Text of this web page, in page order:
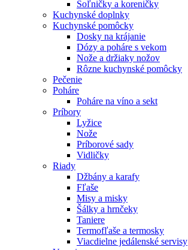
Soľničky a koreničky
Kuchynské doplnky
Kuchynské pomôcky
Dosky na krájanie
Dózy a poháre s vekom
Nože a držiaky nožov
Rôzne kuchynské pomôcky
Pečenie
Poháre
Poháre na víno a sekt
Príbory
Lyžice
Nože
Príborové sady
Vidličky
Riady
Džbány a karafy
Fľaše
Misy a misky
Šálky a hrnčeky
Taniere
Termofľaše a termosky
Viacdielne jedálenské servisy